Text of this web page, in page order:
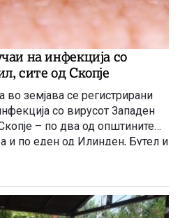
на инфекција со
сите од Скопје
во земјава се регистрирани
со вирусот Западен
– по два од општините
и по еден од Илинден, Бутел и
лица се на возраст од 60
за здравство.